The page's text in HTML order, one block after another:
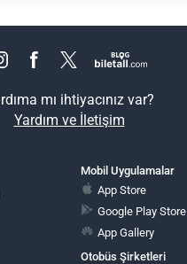
mı ihtiyacınız var?
Yardım ve İletişim
Mobil Uygulamalar
App Store
Google Play Store
App Gallery
Otobüs Şirketleri